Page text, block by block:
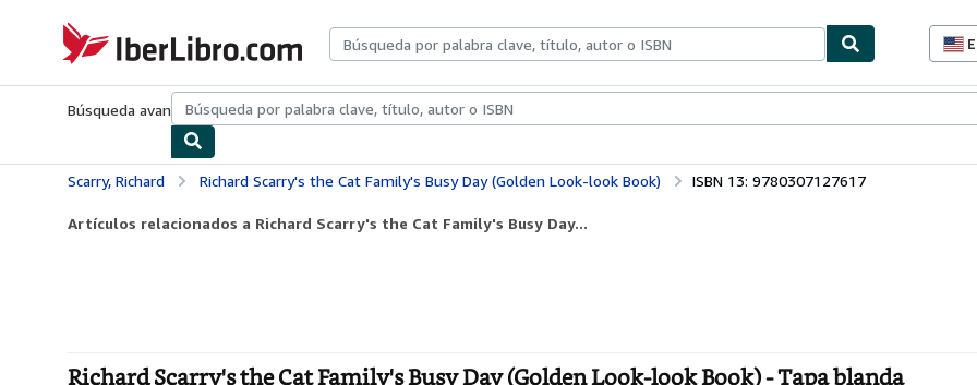
IberLibro.com
Búsqueda avanzadaColecciones Libros antiguosArte y coleccionismo
Scarry, Richard Richard Scarry's the Cat Family's Busy Day (Golden Look-look Book) ISBN 13: 9780307127617
Artículos relacionados a Richard Scarry's the Cat Family's Busy Day...
Richard Scarry's the Cat Family's Busy Day (Golden Look-look Book) - Tapa blanda